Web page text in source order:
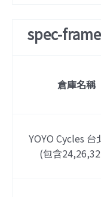
spec-
倉庫名稱
YOYO Cycles 台
(包含